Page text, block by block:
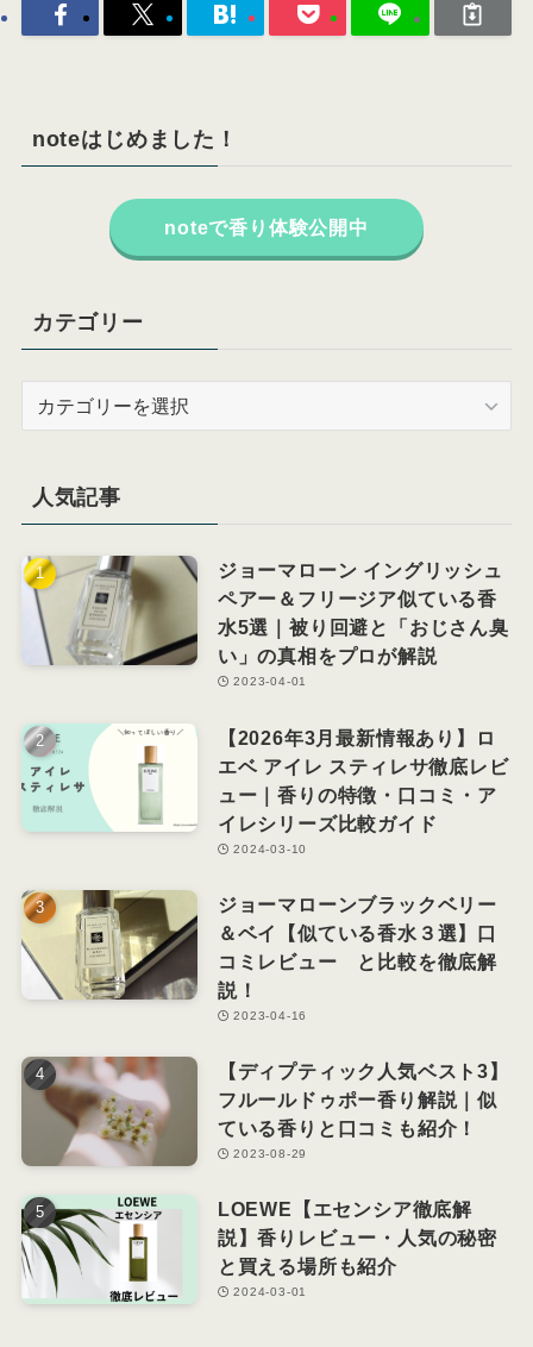
noteはじめました！
noteで香り体験公開中
カテゴリー
ー
人気記事
ジョーマローン イングリッシュ
ペアー＆フリージア似ている香
水5選｜被り回避と「おじさん臭
い」の真相をプロが解説
2023-04-01
【2026年3月最新情報あり】ロ
エベ アイレ スティレサ徹底レビ
ュー｜香りの特徴・口コミ・ア
イレシリーズ比較ガイド
2024-03-10
ジョーマローンブラックベリー
＆ベイ【似ている香水３選】口
コミレビュー と比較を徹底解
説！
2023-04-16
【ディプティック人気ベスト3】
フルールドゥポー香り解説｜似
ている香りと口コミも紹介！
2023-08-29
LOEWE【エセンシア徹底解
説】香りレビュー・人気の秘密
と買える場所も紹介
2024-03-01